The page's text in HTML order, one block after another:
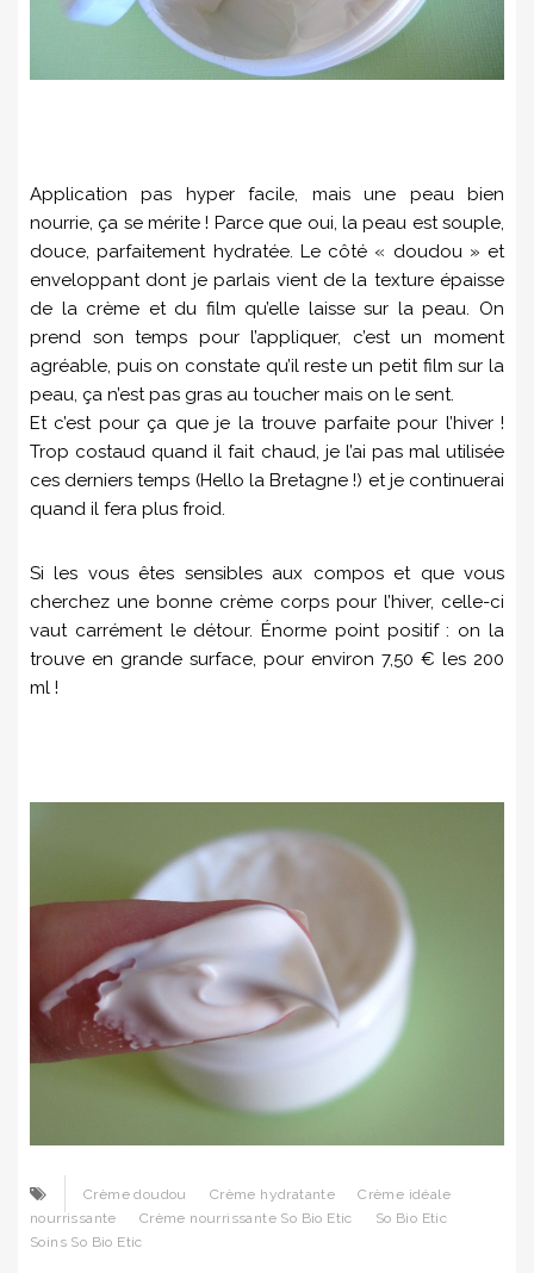
Application pas hyper facile, mais une peau bien
nourrie, ça se mérite ! Parce que oui, la peau est souple,
douce, parfaitement hydratée. Le côté « doudou » et
enveloppant dont je parlais vient de la texture épaisse
de la crème et du film qu’elle laisse sur la peau. On
prend son temps pour l’appliquer, c’est un moment
agréable, puis on constate qu’il reste un petit film sur la
peau, ça n’est pas gras au toucher mais on le sent.
Et c’est pour ça que je la trouve parfaite pour l’hiver !
Trop costaud quand il fait chaud, je l’ai pas mal utilisée
ces derniers temps (Hello la Bretagne !) et je continuerai
quand il fera plus froid.
Si les vous êtes sensibles aux compos et que vous
cherchez une bonne crème corps pour l’hiver, celle-ci
vaut carrément le détour. Énorme point positif : on la
trouve en grande surface, pour environ 7,50 € les 200
ml !
Crème doudou Crème hydratante
Crème idéale
nourrissante
Crème nourrissante So Bio Etic
So Bio Etic
Soins So Bio Etic